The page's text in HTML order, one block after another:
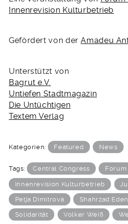
Innenrevision Kulturbetrieb
Gefördert von derAmadeu
Unterstützt von
Bagrut e.V.
Untiefen Stadtmagazin
Die Untüchtigen
Textem Verlag
Kategorien: Featured News
Tags: Central Congress Forum
Innenrevision Kulturbetrieb
Petja Dimitrova Shahrzad
Solidarität Volker Weiß